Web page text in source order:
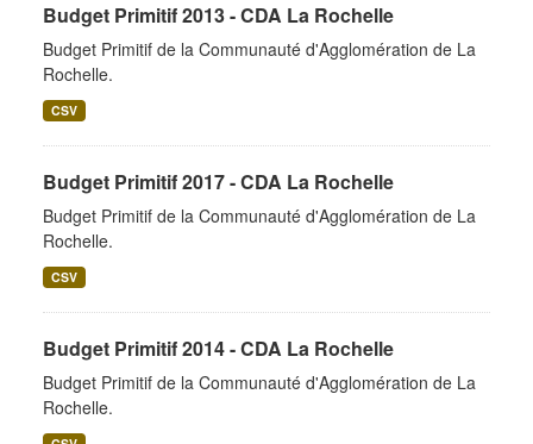
Budget Primitif 2013 - CDA La Rochelle
Budget Primitif de la Communauté d'Agglomération de La
Rochelle.
CSV
Budget Primitif 2017 - CDA La Rochelle
Budget Primitif de la Communauté d'Agglomération de La
Rochelle.
CSV
Budget Primitif 2014 - CDA La Rochelle
Budget Primitif de la Communauté d'Agglomération de La
Rochelle.